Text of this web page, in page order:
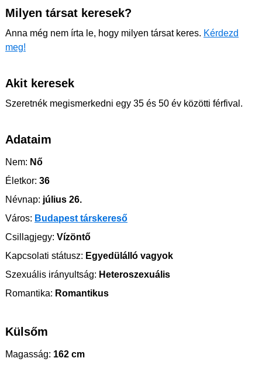
Milyen társat keresek?
Anna még nem írta le, hogy milyen társat keres. Kérdezd
meg!
Akit keresek
Szeretnék megismerkedni egy 35 és 50 év közötti férfival.
Adataim
Nem: Nő
Életkor: 36
Névnap: július 26.
Város: Budapest társkereső
Csillagjegy: Vízöntő
Kapcsolati státusz: Egyedülálló vagyok
Szexuális irányultság: Heteroszexuális
Romantika: Romantikus
Külsőm
Magasság: 162 cm